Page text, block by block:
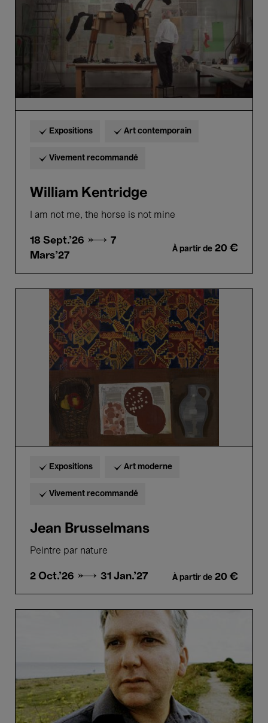
Expositions Art contemporain
Vivement recommandé
William Kentridge
I am not me, the horse is not mine
18 Sept.'26 → 7
Mars'27
À partir de 20 €
Brusselmans
Expositions Art moderne
Vivement recommandé
Jean Brusselmans
Peintre par nature
2 Oct.'26 → 31 Jan.'27 À partir de 20 €